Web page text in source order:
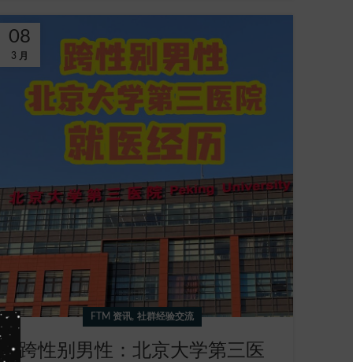
08
3 月
FTM 资讯, 社群经验交流
跨性别男性：北京大学第三医